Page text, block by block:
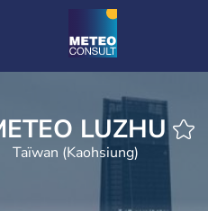
METEO LUZHU
Taïwan (Kaohsiung)